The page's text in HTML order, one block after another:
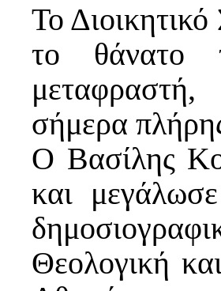
Το
το θάνατο
σήμερα
Ο Βασίλης
και
Θεολογική